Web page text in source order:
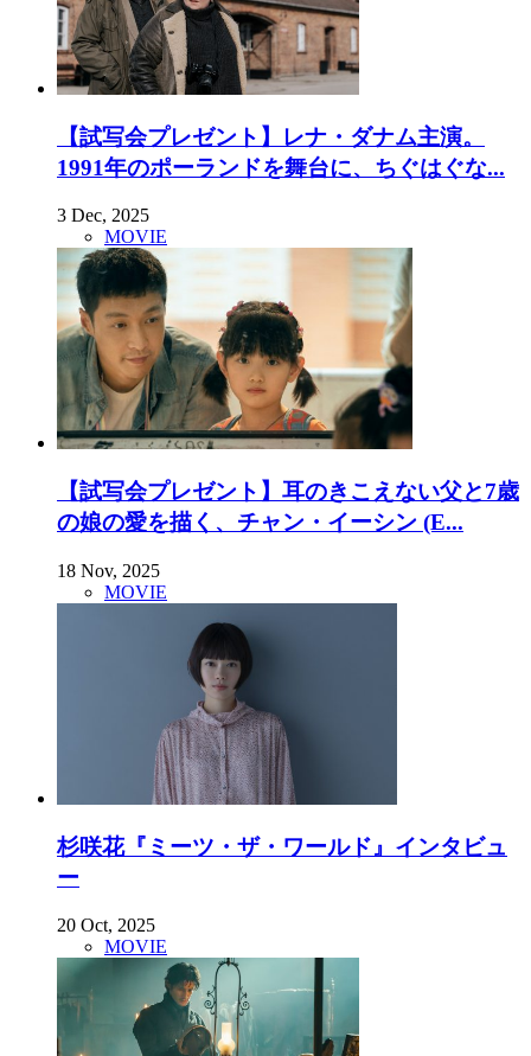
【試写会プレゼント】レナ・ダナム主演。
1991年のポーランドを舞台に、ちぐはぐな...
3 Dec, 2025
MOVIE
【試写会プレゼント】耳のきこえない父と7歳
の娘の愛を描く、チャン・イーシン (E...
18 Nov, 2025
MOVIE
杉咲花『ミーツ・ザ・ワールド』インタビュ
ー
20 Oct, 2025
MOVIE